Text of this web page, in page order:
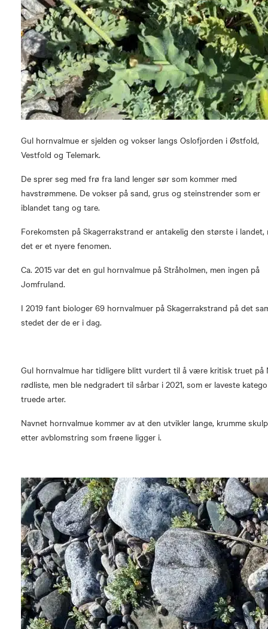
Gul hornvalmue er sjelden og vokser langs Oslofjorden i Østfold,
Vestfold og Telemark.
De sprer seg med frø fra land lenger sør som kommer med
havstrømmene. De vokser på sand, grus og steinstrender som er
iblandet tang og tare.
Forekomsten på Skagerrakstrand er antakelig den største i landet,
det er et nyere fenomen.
Ca. 2015 var det en gul hornvalmue på Stråholmen, men ingen på
Jomfruland.
I 2019 fant biologer 69 hornvalmuer på Skagerrakstrand på det
stedet der de er i dag.
Gul hornvalmue har tidligere blitt vurdert til å være kritisk truet på
rødliste, men ble nedgradert til sårbar i 2021, som er laveste
truede arter.
Navnet hornvalmue kommer av at den utvikler lange, krumme
etter avblomstring som frøene ligger i.